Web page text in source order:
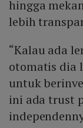
hingga
lebih
“Kalau ada
otomatis dia
untuk
ini ada trust